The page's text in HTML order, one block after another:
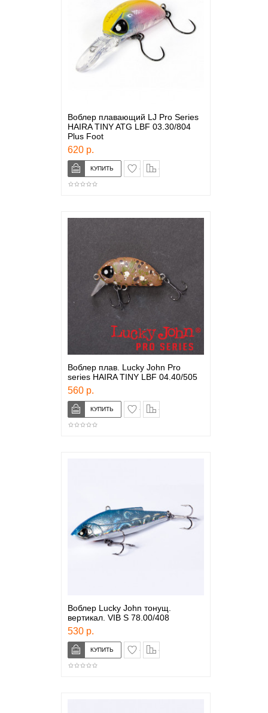
Воблер плавающий LJ Pro Series
HAIRA TINY ATG LBF 03.30/804
Plus Foot
620 р.
в закладки
Воблер плав. Lucky John Pro
series HAIRA TINY LBF 04.40/505
560 р.
в закладки
Воблер Lucky John тонущ.
вертикал. VIB S 78.00/408
530 р.
в закладки